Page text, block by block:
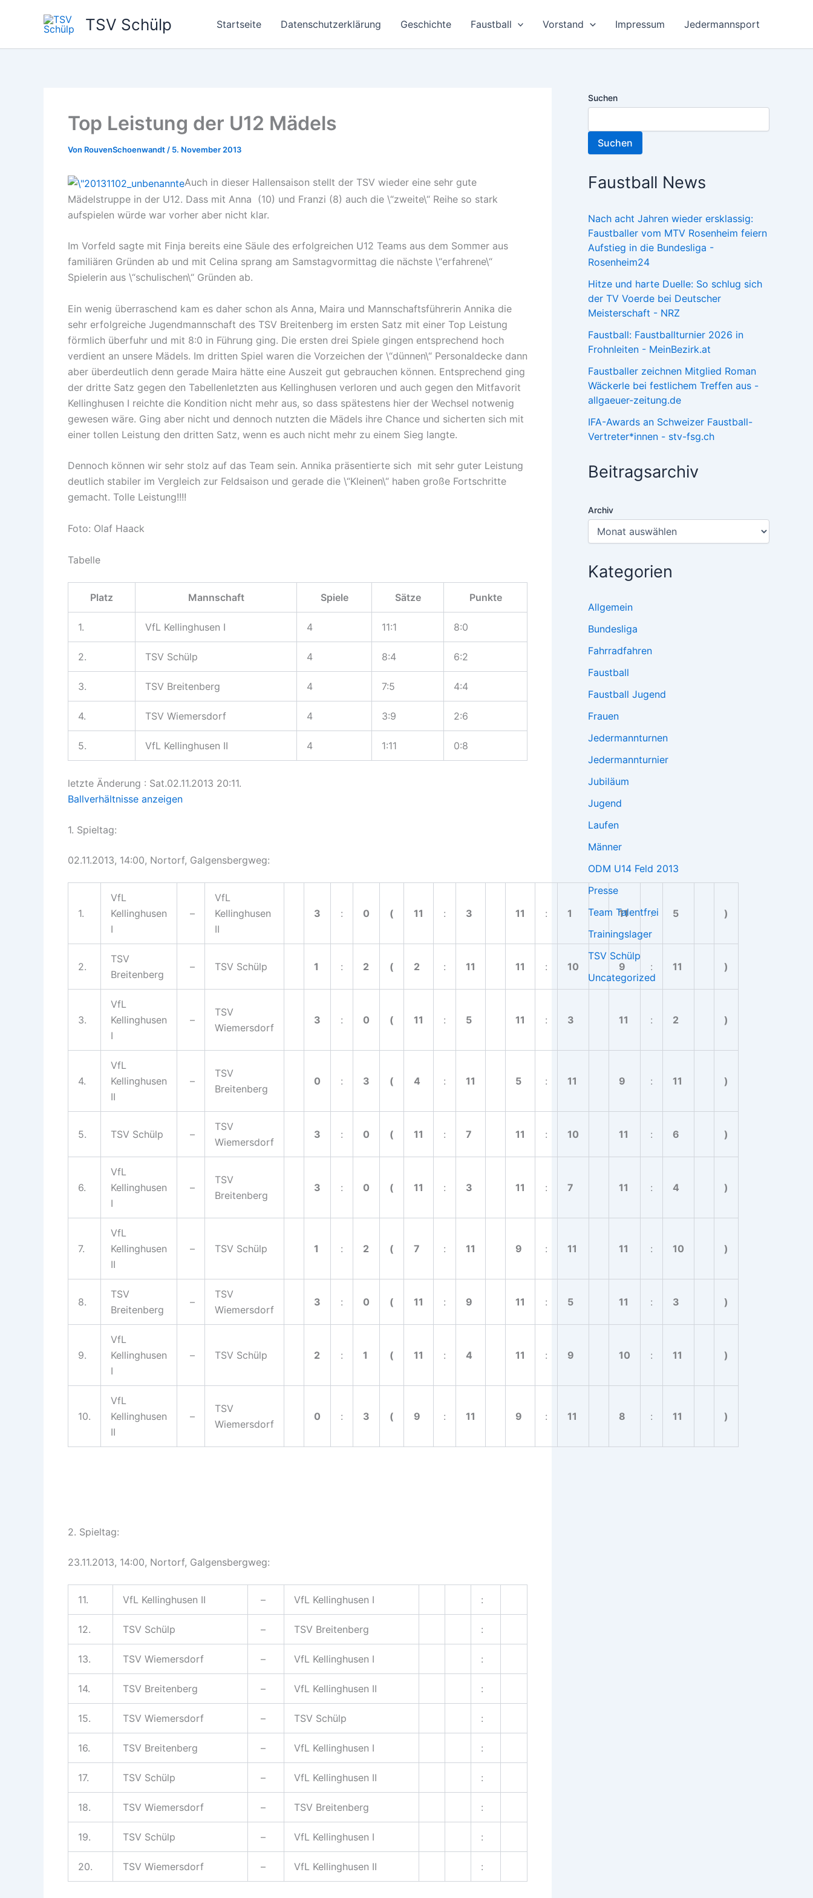
TSV Schülp Startseite Datenschutzerklärung Geschichte Faustball Vorstand Impressum Jedermannsport
Top Leistung der U12 Mädels
Von RouvenSchoenwandt / 5. November 2013
Auch in dieser Hallensaison stellt der TSV wieder eine sehr gute
Mädelstruppe in der U12. Dass mit Anna (10) und Franzi (8) auch die \“zweite\“ Reihe so stark
aufspielen würde war vorher aber nicht klar.
Im Vorfeld sagte mit Finja bereits eine Säule des erfolgreichen U12 Teams aus dem Sommer aus
familiären Gründen ab und mit Celina sprang am Samstagvormittag die nächste \“erfahrene\“
Spielerin aus \“schulischen\“ Gründen ab.
Ein wenig überraschend kam es daher schon als Anna, Maira und Mannschaftsführerin Annika die
sehr erfolgreiche Jugendmannschaft des TSV Breitenberg im ersten Satz mit einer Top Leistung
förmlich überfuhr und mit 8:0 in Führung ging. Die ersten drei Spiele gingen entsprechend hoch
verdient an unsere Mädels. Im dritten Spiel waren die Vorzeichen der \“dünnen\“ Personaldecke dann
aber überdeutlich denn gerade Maira hätte eine Auszeit gut gebrauchen können. Entsprechend ging
der dritte Satz gegen den Tabellenletzten aus Kellinghusen verloren und auch gegen den Mitfavorit
Kellinghusen I reichte die Kondition nicht mehr aus, so dass spätestens hier der Wechsel notwenig
gewesen wäre. Ging aber nicht und dennoch nutzten die Mädels ihre Chance und sicherten sich mit
einer tollen Leistung den dritten Satz, wenn es auch nicht mehr zu einem Sieg langte.
Dennoch können wir sehr stolz auf das Team sein. Annika präsentierte sich mit sehr guter Leistung
deutlich stabiler im Vergleich zur Feldsaison und gerade die \“Kleinen\“ haben große Fortschritte
gemacht. Tolle Leistung!!!!
Foto: Olaf Haack
Tabelle
Platz Mannschaft Spiele Sätze Punkte
1. VfL Kellinghusen I 4 11:1 8:0
2. TSV Schülp 4 8:4 6:2
3. TSV Breitenberg 4 7:5 4:4
4. TSV Wiemersdorf 4 3:9 2:6
5. VfL Kellinghusen II 4 1:11 0:8
letzte Änderung : Sat.02.11.2013 20:11.
Ballverhältnisse anzeigen
1. Spieltag:
02.11.2013, 14:00, Nortorf, Galgensbergweg:
1.
VfL
Kellinghusen
I
–
VfL
Kellinghusen
II
3 : 0 ( 11 : 3 11 : 1 11 : 5 )
2.
TSV
Breitenberg
– TSV Schülp 1 : 2 ( 2 : 11 11 : 10 9 : 11 )
3.
VfL
Kellinghusen
I
–
TSV
Wiemersdorf
3 : 0 ( 11 : 5 11 : 3 11 : 2 )
4.
VfL
Kellinghusen
II
–
TSV
Breitenberg
0 : 3 ( 4 : 11 5 : 11 9 : 11 )
5. TSV Schülp –
TSV
Wiemersdorf
3 : 0 ( 11 : 7 11 : 10 11 : 6 )
6.
VfL
Kellinghusen
I
–
TSV
Breitenberg
3 : 0 ( 11 : 3 11 : 7 11 : 4 )
7.
VfL
Kellinghusen
II
– TSV Schülp 1 : 2 ( 7 : 11 9 : 11 11 : 10 )
8.
TSV
Breitenberg
–
TSV
Wiemersdorf
3 : 0 ( 11 : 9 11 : 5 11 : 3 )
9.
VfL
Kellinghusen
I
– TSV Schülp 2 : 1 ( 11 : 4 11 : 9 10 : 11 )
10.
VfL
Kellinghusen
II
–
TSV
Wiemersdorf
0 : 3 ( 9 : 11 9 : 11 8 : 11 )
2. Spieltag:
23.11.2013, 14:00, Nortorf, Galgensbergweg:
11. VfL Kellinghusen II – VfL Kellinghusen I :
12. TSV Schülp – TSV Breitenberg :
13. TSV Wiemersdorf – VfL Kellinghusen I :
14. TSV Breitenberg – VfL Kellinghusen II :
15. TSV Wiemersdorf – TSV Schülp :
16. TSV Breitenberg – VfL Kellinghusen I :
17. TSV Schülp – VfL Kellinghusen II :
18. TSV Wiemersdorf – TSV Breitenberg :
19. TSV Schülp – VfL Kellinghusen I :
20. TSV Wiemersdorf – VfL Kellinghusen II :
Suchen
Suchen
Faustball News
Nach acht Jahren wieder ersklassig:
Faustballer vom MTV Rosenheim feiern
Aufstieg in die Bundesliga -
Rosenheim24
Hitze und harte Duelle: So schlug sich
der TV Voerde bei Deutscher
Meisterschaft - NRZ
Faustball: Faustballturnier 2026 in
Frohnleiten - MeinBezirk.at
Faustballer zeichnen Mitglied Roman
Wäckerle bei festlichem Treffen aus -
allgaeuer-zeitung.de
IFA-Awards an Schweizer Faustball-
Vertreter*innen - stv-fsg.ch
Beitragsarchiv
Archiv
Kategorien
Allgemein
Bundesliga
Fahrradfahren
Faustball
Faustball Jugend
Frauen
Jedermannturnen
Jedermannturnier
Jubiläum
Jugend
Laufen
Männer
ODM U14 Feld 2013
Presse
Team Talentfrei
Trainingslager
TSV Schülp
Uncategorized